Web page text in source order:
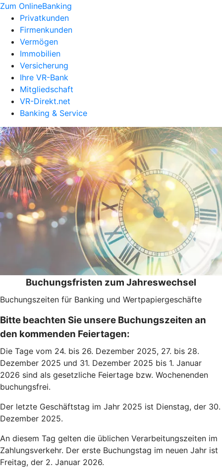
Zum OnlineBanking
Privatkunden
Firmenkunden
Vermögen
Immobilien
Versicherung
Ihre VR-Bank
Mitgliedschaft
VR-Direkt.net
Banking & Service
Buchungsfristen zum Jahreswechsel
Buchungszeiten für Banking und Wertpapiergeschäfte
Bitte beachten Sie unsere Buchungszeiten an
den kommenden Feiertagen:
Die Tage vom 24. bis 26. Dezember 2025, 27. bis 28.
Dezember 2025 und 31. Dezember 2025 bis 1. Januar
2026 sind als gesetzliche Feiertage bzw. Wochenenden
buchungsfrei.
Der letzte Geschäftstag im Jahr 2025 ist Dienstag, der 30.
Dezember 2025.
An diesem Tag gelten die üblichen Verarbeitungszeiten im
Zahlungsverkehr. Der erste Buchungstag im neuen Jahr ist
Freitag, der 2. Januar 2026.